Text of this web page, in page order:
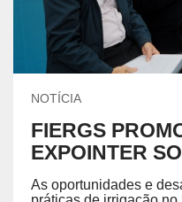
NOTÍCIA
FIERGS
EXPOINTER
As oportunidades e